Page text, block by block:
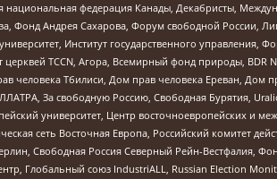
национальная федерация Канады, Декабристы,
Фонд Андрея Сахарова, Форум свободной России,
Институт государственного
TCCN, Агора, Всемирный фонд природы,
человека Тбилиси, Дом прав человека Ереван, Дом
За свободную Россию, Свободная Бурятия,
университет, Центр восточноевропейских и
сеть Восточная Европа, Российский комитет
Свободная Россия Северный Рейн-Вестфалия,
Глобальный союз IndustriALL, Russian Election